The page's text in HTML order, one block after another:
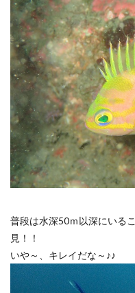
普段は水深50ｍ以深にいる
見！！
いや～、キレイだな～♪♪